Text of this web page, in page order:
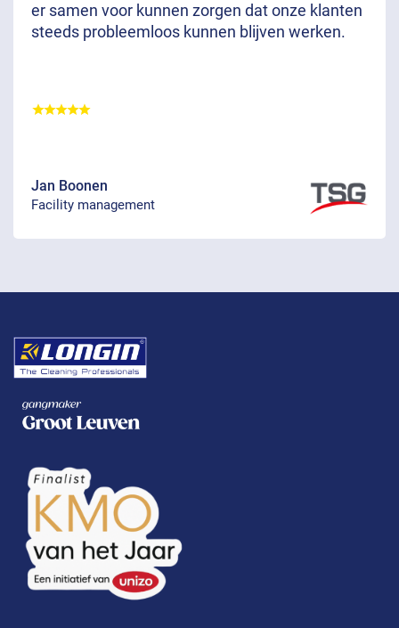
er samen voor kunnen zorgen dat onze klanten
steeds probleemloos kunnen blijven werken.
Jan Boonen
Facility management